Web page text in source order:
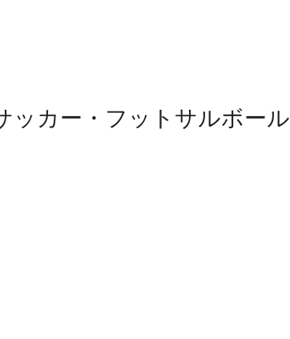
ッカー・フットサルボール